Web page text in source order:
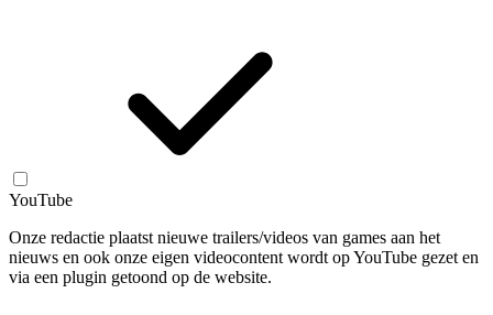
YouTube
Onze redactie plaatst nieuwe trailers/videos van games aan het
nieuws en ook onze eigen videocontent wordt op YouTube gezet en
via een plugin getoond op de website.